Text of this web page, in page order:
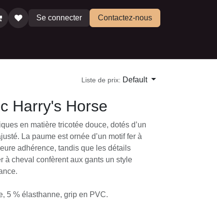
Se connecter Contactez-nous
Liste de prix: Default
Harry's Horse
en matière tricotée douce, dotés
et ajusté. La paume est ornée d’un
une meilleure adhérence, tandis que
de fer à cheval confèrent aux gants
et tendance.
5 % élasthanne, grip en PVC.